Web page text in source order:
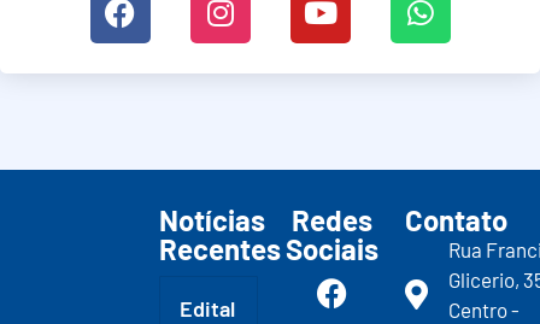
Notícias
Recentes
Edital
Redes
Sociais
Contato
Rua
Glicerio,
Centro -